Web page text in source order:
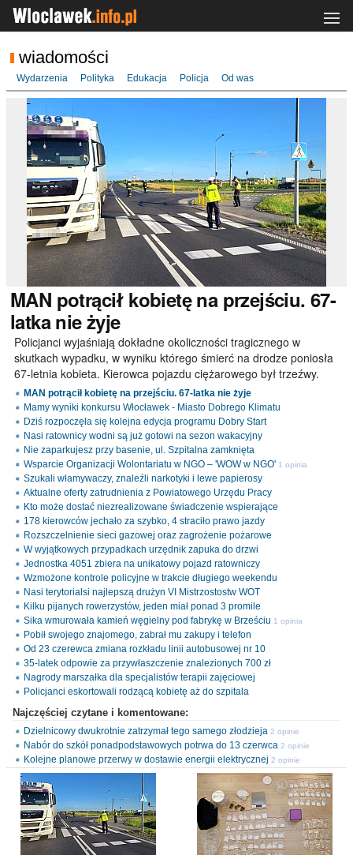
wiadomości
Wydarzenia Polityka Edukacja Policja Od was
MAN potrącił kobietę na przejściu. 67-
latka nie żyje
Policjanci wyjaśniają dokładne okoliczności tragicznego w
skutkach wypadku, w wyniku którego śmierć na drodze poniosła
67-letnia kobieta. Kierowca pojazdu ciężarowego był trzeźwy.
MAN potrącił kobietę na przejściu. 67-latka nie żyje
Mamy wyniki konkursu Włocławek - Miasto Dobrego Klimatu
Dziś rozpoczęła się kolejna edycja programu Dobry Start
Nasi ratownicy wodni są już gotowi na sezon wakacyjny
Nie zaparkujesz przy basenie, ul. Szpitalna zamknięta
Wsparcie Organizacji Wolontariatu w NGO – 'WOW w NGO' 1 opinia
Szukali włamywaczy, znaleźli narkotyki i lewe papierosy
Aktualne oferty zatrudnienia z Powiatowego Urzędu Pracy
Kto może dostać niezrealizowane świadczenie wspierające
178 kierowców jechało za szybko, 4 straciło prawo jazdy
Rozszczelnienie sieci gazowej oraz zagrożenie pożarowe
W wyjątkowych przypadkach urzędnik zapuka do drzwi
Jednostka 4051 zbiera na unikatowy pojazd ratowniczy
Wzmożone kontrole policyjne w trakcie długiego weekendu
Nasi terytorialsi najlepszą drużyn VI Mistrzostostw WOT
Kilku pijanych rowerzystów, jeden miał ponad 3 promile
Sika wmurowała kamień węgielny pod fabrykę w Brześciu 1 opinia
Pobił swojego znajomego, zabrał mu zakupy i telefon
Od 23 czerewca zmiana rozkładu linii autobusowej nr 10
35-latek odpowie za przywłaszczenie znalezionych 700 zł
Nagrody marszałka dla specjalistów terapii zajęciowej
Policjanci eskortowali rodzącą kobietę aż do szpitala
Najczęściej czytane i komentowane:
Dzielnicowy dwukrotnie zatrzymał tego samego złodzieja 2 opinie
Nabór do szkół ponadpodstawowych potrwa do 13 czerwca 2 opinie
Kolejne planowe przerwy w dostawie energii elektrycznej 2 opinie